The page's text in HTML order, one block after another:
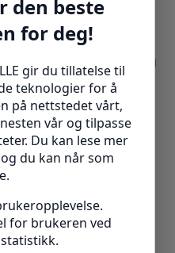
med blodsirkulasjon og
kan føre til alvorlige
bidrar til
temperaturkontrollen,
og reduserer risikoen
løser:
etter aktivitet eller ved
sovende følelse ⚡
at sår og skader leges